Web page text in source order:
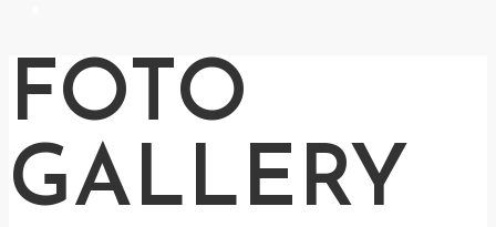
FOTO
GALLERY